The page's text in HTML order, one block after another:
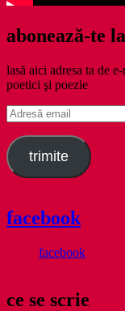
abonează-te
lasă aici adresa ta de
poetici şi poezie
Adresă
email
trimite
facebook
facebook
ce se scrie